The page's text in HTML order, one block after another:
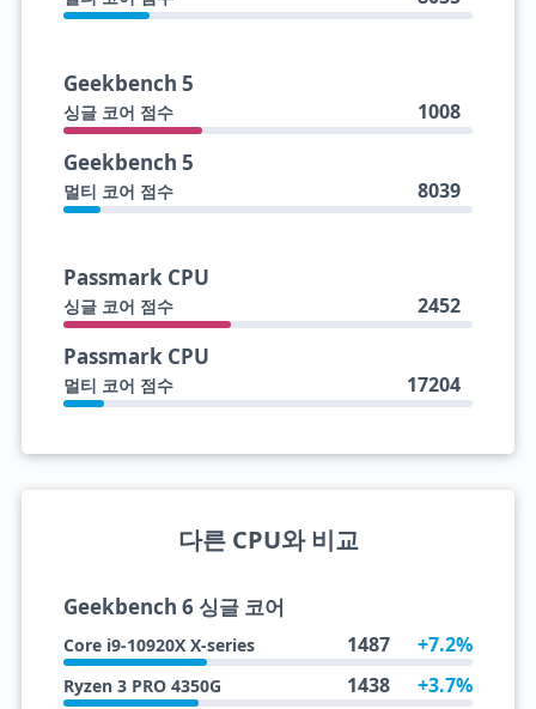
Geekbench 5
싱글 코어 점수 1008
Geekbench 5
멀티 코어 점수 8039
Passmark CPU
싱글 코어 점수 2452
Passmark CPU
멀티 코어 점수 17204
다른 CPU와 비교
Geekbench 6 싱글 코어
Core i9-10920X X-series 1487 +7.2%
Ryzen 3 PRO 4350G 1438 +3.7%